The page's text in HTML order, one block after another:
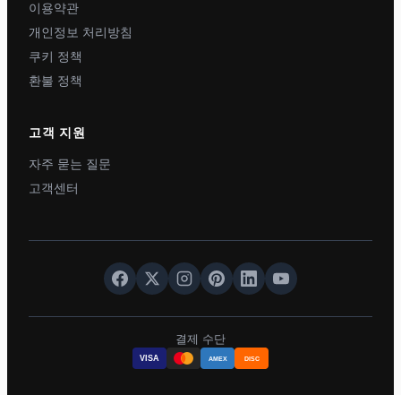
이용약관
개인정보 처리방침
쿠키 정책
환불 정책
고객 지원
자주 묻는 질문
고객센터
결제 수단
VISA AMEX DISC